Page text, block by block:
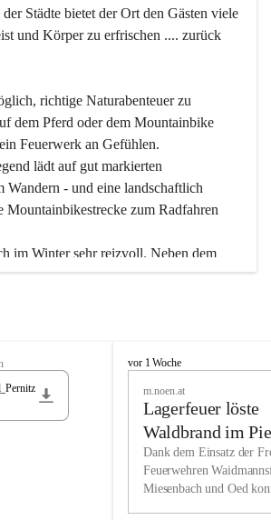
Städte bietet der Ort den Gästen viele
und Körper zu erfrischen .... zurück
richtige Naturabenteuer zu
dem Pferd oder dem Mountainbike
Feuerwerk an Gefühlen.
lädt auf gut markierten
Wandern - und eine landschaftlich
Mountainbikestrecke zum Radfahren
im Winter sehr reizvoll. Neben dem
es auf dem nahe gelegenen Unterberg
die zum Schifahren oder
Kulturvereine.
selbst, dass Sie in Miesenbach sowie
Gaststätten und urigen
als lebens- und liebenswerten Ort.
werden ebenso groß geschrieben
M
h
vor 1 Woche
m.noen.at
Lagerfeuer löste
Waldbrand im
aus
Dank dem Einsatz der
Feuerwehren
Miesenbach und Oed